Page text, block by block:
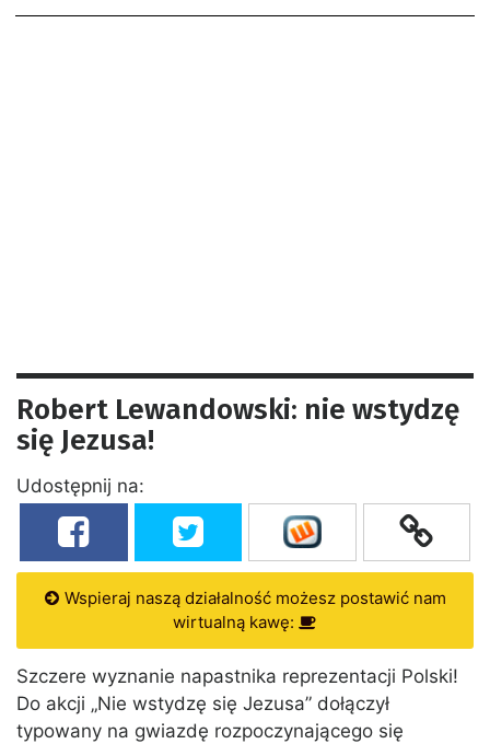
Robert Lewandowski: nie wstydzę
się Jezusa!
Udostępnij na:
Wspieraj naszą działalność możesz postawić nam
wirtualną kawę:
Szczere wyznanie napastnika reprezentacji Polski!
Do akcji „Nie wstydzę się Jezusa” dołączył
typowany na gwiazdę rozpoczynającego się